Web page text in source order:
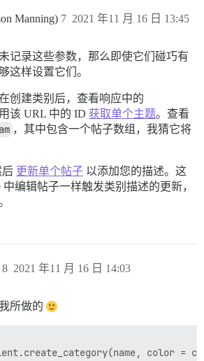
Manning) 2021 年11 月 16 日 13:45
7
记录这些参数，那么即使它们碰巧有
这样设置它们。
创建类别后，查看响应中的
该 URL 中的 ID 获取单个主题。查看
，其中包含一个帖子数组，我猜它将
后 更新单个帖子 以添加您的描述。这
中编辑帖子一样触发类别描述的更新，
2021 年11 月 16 日 14:03
8
所做的
color =